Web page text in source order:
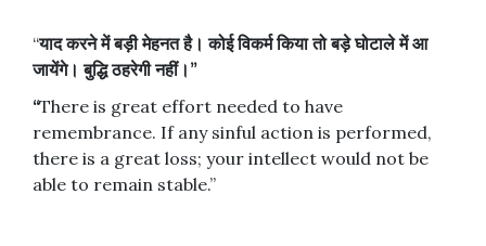
“याद करने में बड़ी मेहनत है। कोई विकर्म किया तो बड़े घोटाले में आ
जायेंगे। बुद्धि ठहरेगी नहीं। ”
“There is great effort needed to have
remembrance. If any sinful action is performed,
there is a great loss; your intellect would not be
able to remain stable.”